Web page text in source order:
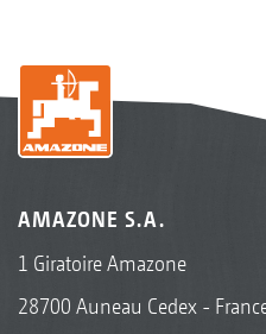
AMAZONE S.A.
1 Giratoire Amazone
28700 Auneau Cedex -